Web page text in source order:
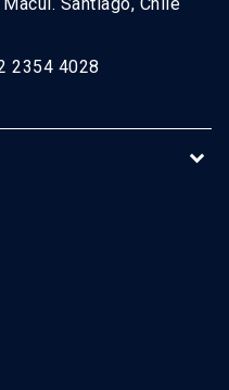
2354 4028